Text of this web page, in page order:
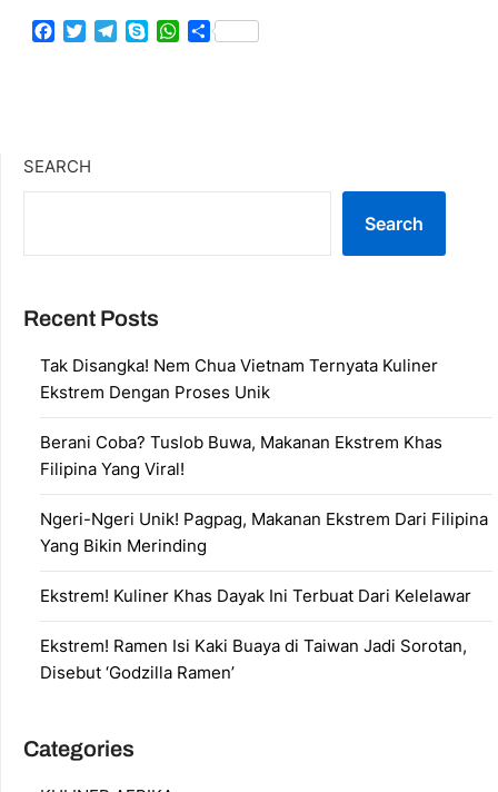
Facebook
TwitterTelegram
SkypeWhatsApp
Share
SEARCH
Search
Recent Posts
Tak Disangka! Nem Chua Vietnam Ternyata Kuliner
Ekstrem Dengan Proses Unik
Berani Coba? Tuslob Buwa, Makanan Ekstrem Khas
Filipina Yang Viral!
Ngeri-Ngeri Unik! Pagpag, Makanan Ekstrem Dari Filipina
Yang Bikin Merinding
Ekstrem! Kuliner Khas Dayak Ini Terbuat Dari Kelelawar
Ekstrem! Ramen Isi Kaki Buaya di Taiwan Jadi Sorotan,
Disebut ‘Godzilla Ramen’
Categories